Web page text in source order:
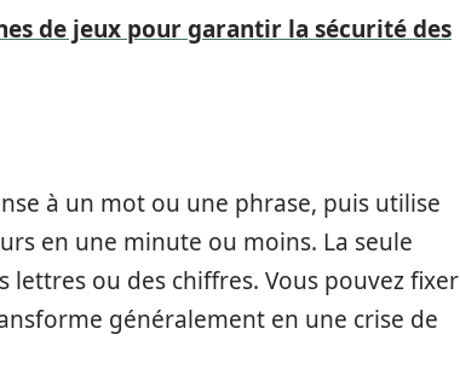
de jeux pour garantir la sécurité des
à un mot ou une phrase, puis utilise
en une minute ou moins. La seule
lettres ou des chiffres. Vous pouvez fixer
généralement en une crise de